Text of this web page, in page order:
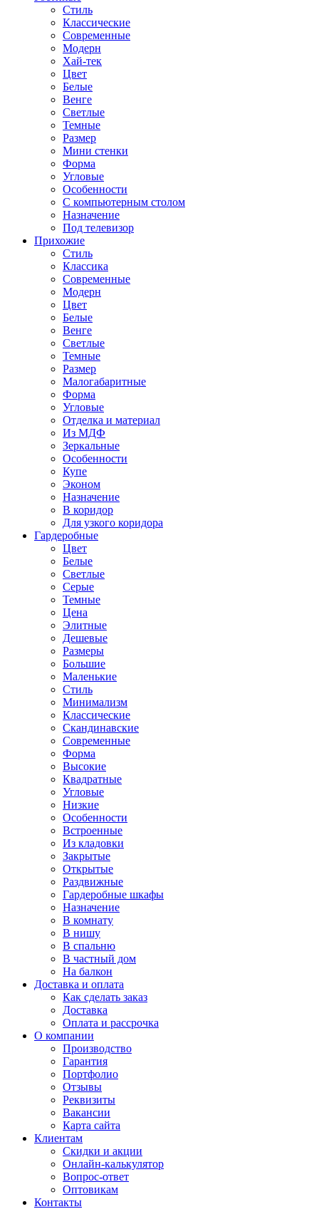
Стиль
Классические
Современные
Модерн
Хай-тек
Цвет
Белые
Венге
Светлые
Темные
Размер
Мини стенки
Форма
Угловые
Особенности
С компьютерным столом
Назначение
Под телевизор
Прихожие
Стиль
Классика
Современные
Модерн
Цвет
Белые
Венге
Светлые
Темные
Размер
Малогабаритные
Форма
Угловые
Отделка и материал
Из МДФ
Зеркальные
Особенности
Купе
Эконом
Назначение
В коридор
Для узкого коридора
Гардеробные
Цвет
Белые
Светлые
Серые
Темные
Цена
Элитные
Дешевые
Размеры
Большие
Маленькие
Стиль
Минимализм
Классические
Скандинавские
Современные
Форма
Высокие
Квадратные
Угловые
Низкие
Особенности
Встроенные
Из кладовки
Закрытые
Открытые
Раздвижные
Гардеробные шкафы
Назначение
В комнату
В нишу
В спальню
В частный дом
На балкон
Доставка и оплата
Как сделать заказ
Доставка
Оплата и рассрочка
О компании
Производство
Гарантия
Портфолио
Отзывы
Реквизиты
Вакансии
Карта сайта
Клиентам
Скидки и акции
Онлайн-калькулятор
Вопрос-ответ
Оптовикам
Контакты